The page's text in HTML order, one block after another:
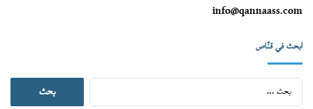
info@qannaass.com
ابحث في قنّاص
البحث